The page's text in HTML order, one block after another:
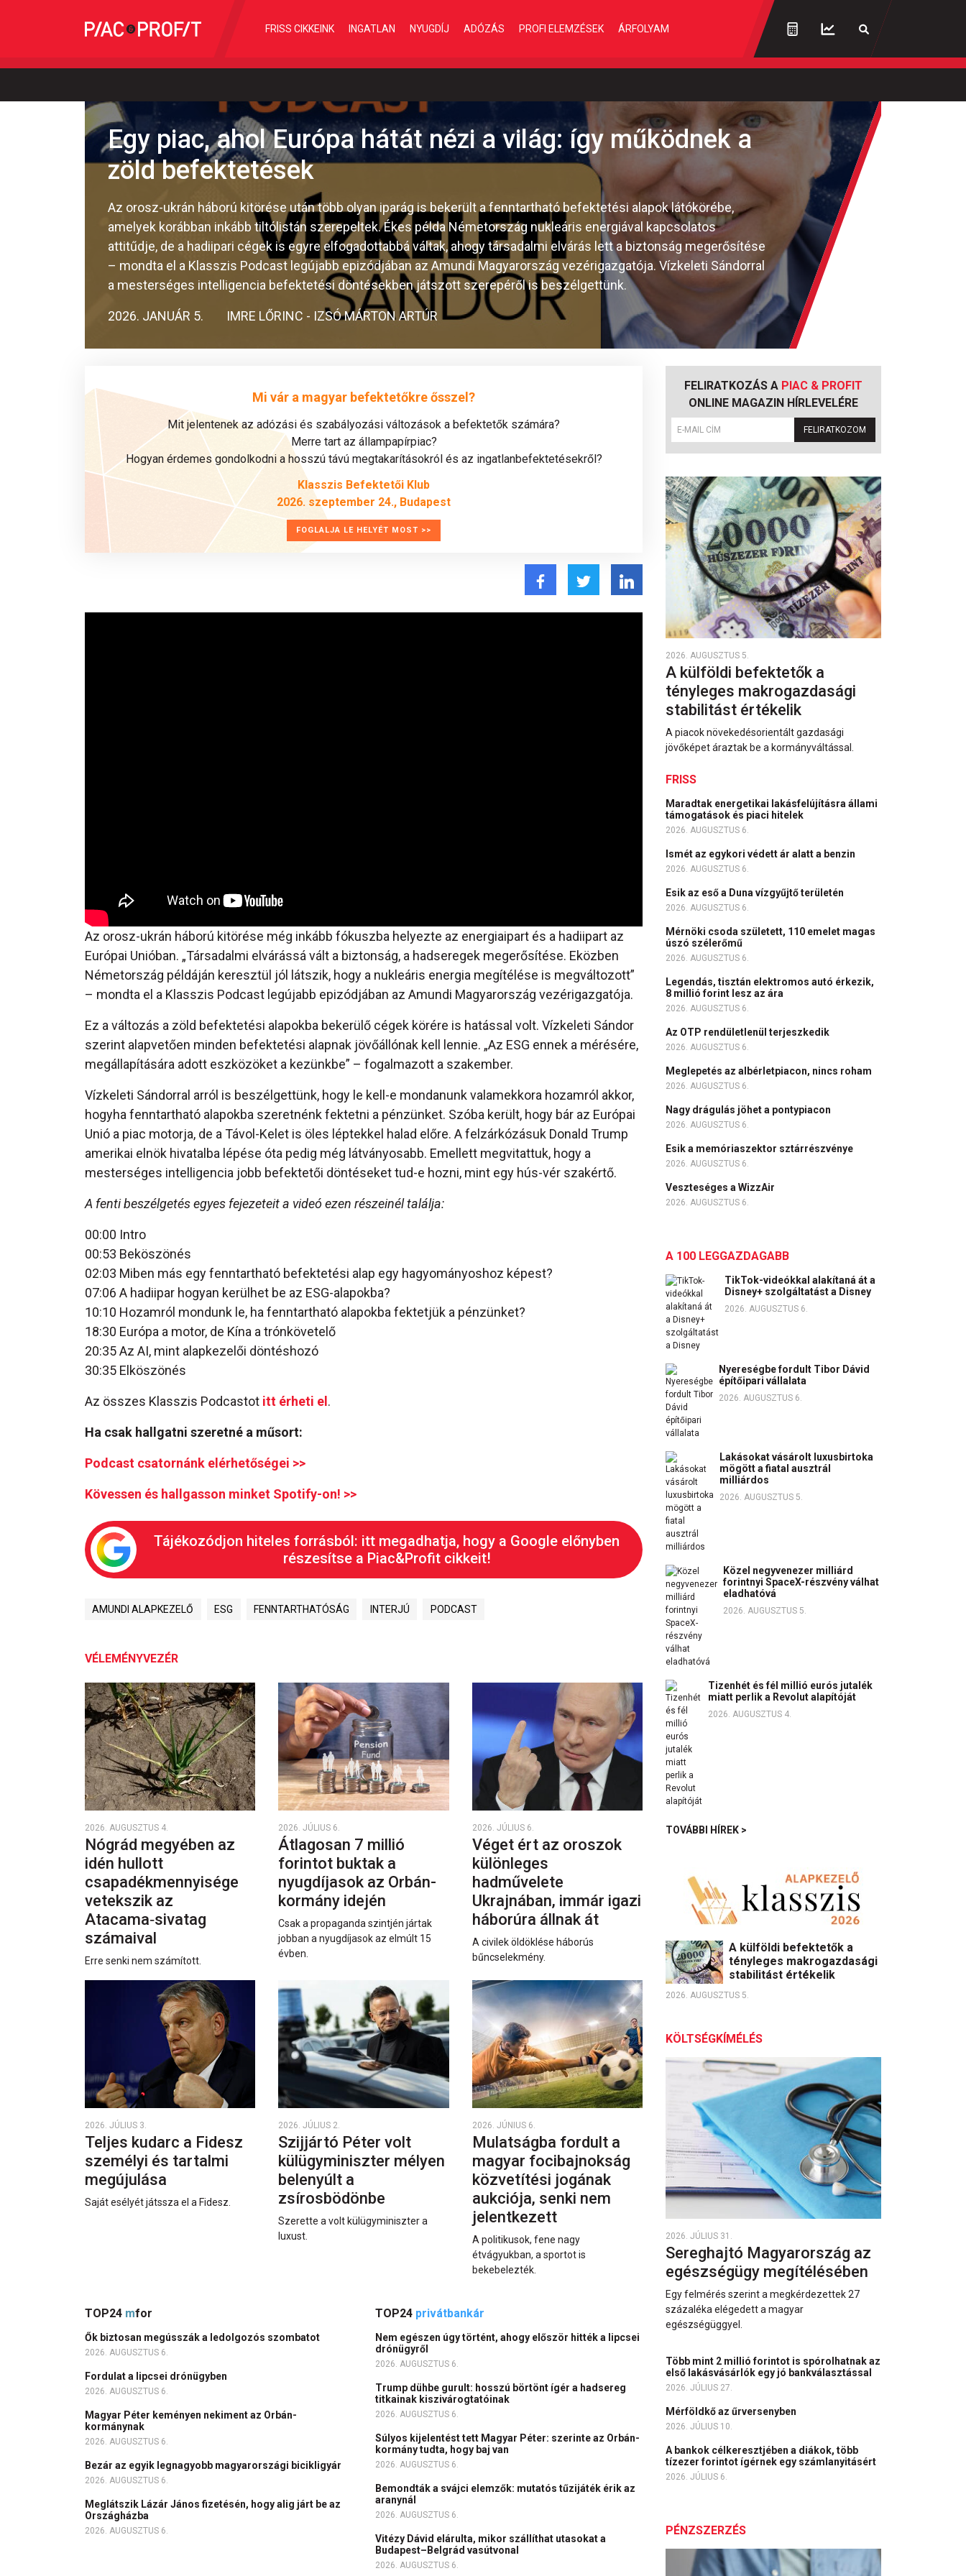
FRISS CIKKEINK INGATLAN NYUGDÍJ ADÓZÁS PROFI ELEMZÉSEK ÁRFOLYAM
Egy piac, ahol Európa hátát nézi a világ: így működnek a
zöld befektetések
Az orosz-ukrán háború kitörése után több olyan iparág is bekerült a fenntartható befektetési alapok látókörébe,
amelyek korábban inkább tiltólistán szerepeltek. Ékes példa Németország nukleáris energiával kapcsolatos
attitűdje, de a hadiipari cégek is egyre elfogadottabbá váltak, ahogy társadalmi elvárás lett a biztonság megerősítése
– mondta el a Klasszis Podcast legújabb epizódjában az Amundi Magyarország vezérigazgatója. Vízkeleti Sándorral
a mesterséges intelligencia befektetési döntésekben játszott szerepéről is beszélgettünk.
2026. JANUÁR 5. IMRE LŐRINC - IZSÓ MÁRTON ARTÚR
Mi vár a magyar befektetőkre ősszel?
Mit jelentenek az adózási és szabályozási változások a befektetők számára?
Merre tart az állampapírpiac?
Hogyan érdemes gondolkodni a hosszú távú megtakarításokról és az ingatlanbefektetésekről?
Klasszis Befektetői Klub
2026. szeptember 24., Budapest
FOGLALJA LE HELYÉT MOST >>
Az orosz-ukrán háború kitörése még inkább fókuszba helyezte az energiaipart és a hadiipart az
Európai Unióban. „Társadalmi elvárássá vált a biztonság, a hadseregek megerősítése. Eközben
Németország példáján keresztül jól látszik, hogy a nukleáris energia megítélése is megváltozott”
– mondta el a Klasszis Podcast legújabb epizódjában az Amundi Magyarország vezérigazgatója.
Ez a változás a zöld befektetési alapokba bekerülő cégek körére is hatással volt. Vízkeleti Sándor
szerint alapvetően minden befektetési alapnak jövőállónak kell lennie. „Az ESG ennek a mérésére,
megállapítására adott eszközöket a kezünkbe” – fogalmazott a szakember.
Vízkeleti Sándorral arról is beszélgettünk, hogy le kell-e mondanunk valamekkora hozamról akkor,
hogyha fenntartható alapokba szeretnénk fektetni a pénzünket. Szóba került, hogy bár az Európai
Unió a piac motorja, de a Távol-Kelet is öles léptekkel halad előre. A felzárkózásuk Donald Trump
amerikai elnök hivatalba lépése óta pedig még látványosabb. Emellett megvitattuk, hogy a
mesterséges intelligencia jobb befektetői döntéseket tud-e hozni, mint egy hús-vér szakértő.
A fenti beszélgetés egyes fejezeteit a videó ezen részeinél találja:
00:00 Intro
00:53 Beköszönés
02:03 Miben más egy fenntartható befektetési alap egy hagyományoshoz képest?
07:06 A hadiipar hogyan kerülhet be az ESG-alapokba?
10:10 Hozamról mondunk le, ha fenntartható alapokba fektetjük a pénzünket?
18:30 Európa a motor, de Kína a trónkövetelő
20:35 Az AI, mint alapkezelői döntéshozó
30:35 Elköszönés
Az összes Klasszis Podcastot itt érheti el.
Ha csak hallgatni szeretné a műsort:
Podcast csatornánk elérhetőségei >>
Kövessen és hallgasson minket Spotify-on! >>
Tájékozódjon hiteles forrásból: itt megadhatja, hogy a Google előnyben
részesítse a Piac&Profit cikkeit!
AMUNDI ALAPKEZELŐ ESG FENNTARTHATÓSÁG INTERJÚ PODCAST
VÉLEMÉNYVEZÉR
2026. AUGUSZTUS 4.
Nógrád megyében az
idén hullott
csapadékmennyisége
vetekszik az
Atacama‑sivatag
számaival
Erre senki nem számított.
2026. JÚLIUS 6.
Átlagosan 7 millió
forintot buktak a
nyugdíjasok az Orbán-
kormány idején
Csak a propaganda szintjén jártak
jobban a nyugdíjasok az elmúlt 15
évben.
2026. JÚLIUS 6.
Véget ért az oroszok
különleges
hadművelete
Ukrajnában, immár igazi
háborúra állnak át
A civilek öldöklése háborús
bűncselekmény.
2026. JÚLIUS 3.
Teljes kudarc a Fidesz
személyi és tartalmi
megújulása
Saját esélyét játssza el a Fidesz.
2026. JÚLIUS 2.
Szijjártó Péter volt
külügyminiszter mélyen
belenyúlt a
zsírosbödönbe
Szerette a volt külügyminiszter a
luxust.
2026. JÚNIUS 6.
Mulatságba fordult a
magyar focibajnokság
közvetítési jogának
aukciója, senki nem
jelentkezett
A politikusok, fene nagy
étvágyukban, a sportot is
bekebelezték.
TOP24 mfor
Ők biztosan megússzák a ledolgozós szombatot
2026. AUGUSZTUS 6.
Fordulat a lipcsei drónügyben
2026. AUGUSZTUS 6.
Magyar Péter keményen nekiment az Orbán-
kormánynak
2026. AUGUSZTUS 6.
Bezár az egyik legnagyobb magyarországi bicikligyár
2026. AUGUSZTUS 6.
Meglátszik Lázár János fizetésén, hogy alig járt be az
Országházba
2026. AUGUSZTUS 6.
TOP24 privátbankár
Nem egészen úgy történt, ahogy először hitték a lipcsei
drónügyről
2026. AUGUSZTUS 6.
Trump dühbe gurult: hosszú börtönt ígér a hadsereg
titkainak kiszivárogtatóinak
2026. AUGUSZTUS 6.
Súlyos kijelentést tett Magyar Péter: szerinte az Orbán-
kormány tudta, hogy baj van
2026. AUGUSZTUS 6.
Bemondták a svájci elemzők: mutatós tűzijáték érik az
aranynál
2026. AUGUSZTUS 6.
Vitézy Dávid elárulta, mikor szállíthat utasokat a
Budapest–Belgrád vasútvonal
2026. AUGUSZTUS 6.
FELIRATKOZÁS A PIAC & PROFIT
ONLINE MAGAZIN HÍRLEVELÉRE
FELIRATKOZOM
2026. AUGUSZTUS 5.
A külföldi befektetők a
tényleges makrogazdasági
stabilitást értékelik
A piacok növekedésorientált gazdasági
jövőképet áraztak be a kormányváltással.
FRISS
Maradtak energetikai lakásfelújításra állami
támogatások és piaci hitelek
2026. AUGUSZTUS 6.
Ismét az egykori védett ár alatt a benzin
2026. AUGUSZTUS 6.
Esik az eső a Duna vízgyűjtő területén
2026. AUGUSZTUS 6.
Mérnöki csoda született, 110 emelet magas
úszó szélerőmű
2026. AUGUSZTUS 6.
Legendás, tisztán elektromos autó érkezik,
8 millió forint lesz az ára
2026. AUGUSZTUS 6.
Az OTP rendületlenül terjeszkedik
2026. AUGUSZTUS 6.
Meglepetés az albérletpiacon, nincs roham
2026. AUGUSZTUS 6.
Nagy drágulás jöhet a pontypiacon
2026. AUGUSZTUS 6.
Esik a memóriaszektor sztárrészvénye
2026. AUGUSZTUS 6.
Veszteséges a WizzAir
2026. AUGUSZTUS 6.
A 100 LEGGAZDAGABB
TikTok-videókkal alakítaná át a
Disney+ szolgáltatást a Disney
2026. AUGUSZTUS 6.
Nyereségbe fordult Tibor Dávid
építőipari vállalata
2026. AUGUSZTUS 6.
Lakásokat vásárolt luxusbirtoka
mögött a fiatal ausztrál
milliárdos
2026. AUGUSZTUS 5.
Közel negyvenezer milliárd
forintnyi SpaceX-részvény válhat
eladhatóvá
2026. AUGUSZTUS 5.
Tizenhét és fél millió eurós jutalék
miatt perlik a Revolut alapítóját
2026. AUGUSZTUS 4.
TOVÁBBI HÍREK >
A külföldi befektetők a
tényleges makrogazdasági
stabilitást értékelik
2026. AUGUSZTUS 5.
KÖLTSÉGKÍMÉLÉS
2026. JÚLIUS 31.
Sereghajtó Magyarország az
egészségügy megítélésében
Egy felmérés szerint a megkérdezettek 27
százaléka elégedett a magyar
egészségüggyel.
Több mint 2 millió forintot is spórolhatnak az
első lakásvásárlók egy jó bankválasztással
2026. JÚLIUS 27.
Mérföldkő az űrversenyben
2026. JÚLIUS 10.
A bankok célkeresztjében a diákok, több
tízezer forintot ígérnek egy számlanyitásért
2026. JÚLIUS 6.
PÉNZSZERZÉS